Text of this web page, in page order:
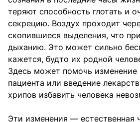
теряют способность глотать и
секрецию. Воздух проходит
скопившиеся выделения, что
дыханию. Это может сильно
кажется, будто их родной
Здесь может помочь изменение
пациента или введение
хрипов избавить человека
Эти изменения — естественная